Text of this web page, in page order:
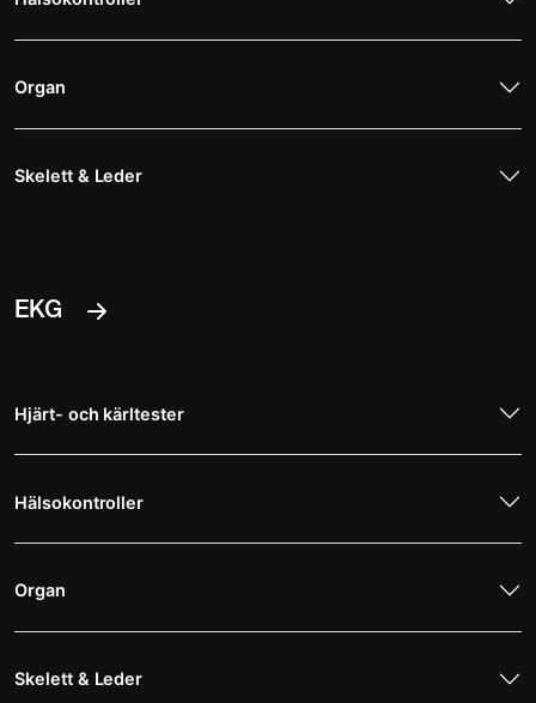
Organ
Skelett & Leder
EKG
Hjärt- och kärltester
Hälsokontroller
Organ
Skelett & Leder